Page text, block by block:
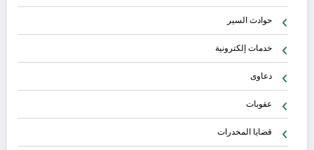
حوادث السير
خدمات إلكترونية
دعاوى
عقوبات
قضايا المخدرات